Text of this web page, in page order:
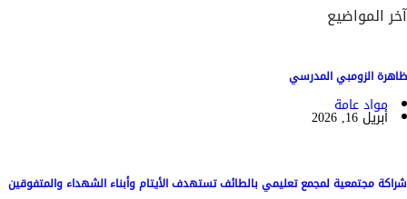
آخر المواضيع
ظاهرة الزومبي المدرسي
مواد عامة
أبريل 16, 2026
شراكة مجتمعية لمجمع تعليمي بالطائف تستهدف الأيتام وأبناء الشهداء والمتفوقين